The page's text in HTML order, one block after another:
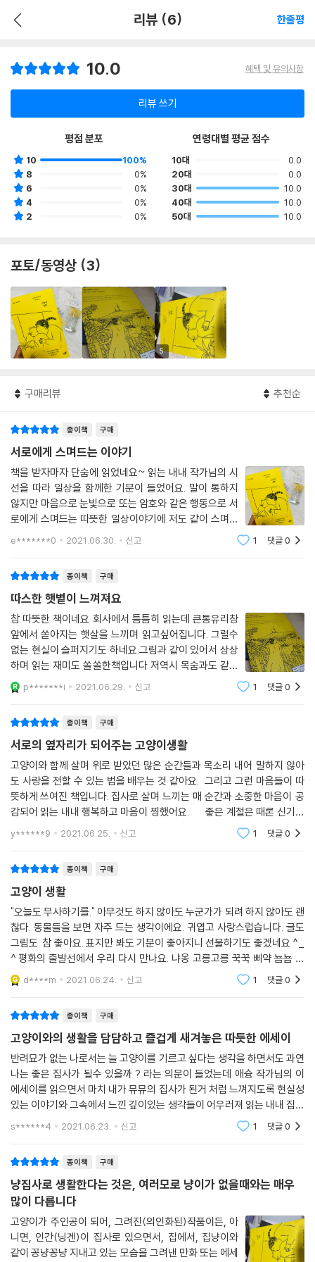
리뷰 (6) 한줄평
10.0 혜택 및 유의사항
리뷰 쓰기
평점 분포
10
100%
8
0%
6
0%
4
0%
2
0%
연령대별 평균 점수
10대
0.0
20대
0.0
30대
10.0
40대
10.0
50대
10.0
포토/동영상 (3)
5
구매리뷰 추천순
종이책 구매
서로에게 스며드는 이야기
책을 받자마자 단숨에 읽었네요~ 읽는 내내 작가님의 시
선을 따라 일상을 함께한 기분이 들었어요. 말이 통하지
않지만 마음으로 눈빛으로 또는 암호와 같은 행동으로 서
로에게 스며드는 따뜻한 일상이야기에 저도 같이 스며들
었네요~ "뮤뮤와 나는 서로서로 길러냈다.그렇게 서로에
e*******0 2021.06.30. 신고 1 댓글0
종이책 구매
따스한 햇볕이 느껴져요
참 따뜻한 책이네요 회사에서 틈틈히 읽는데 큰통유리창
앞에서 쏟아지는 햇살을 느끼며 읽고싶어집니다. 그럴수
없는 현실이 슬퍼지기도 하네요.그림과 같이 있어서 상상
하며 읽는 재미도 쏠쏠한책입니다 저역시 목숨과도 같이
제아이를 사랑하는데 그마음 표현 제대로 하고있는지도
다시한번 되새겨보게됩니다. 오늘부터라도 아이와 함께
p*******i 2021.06.29. 신고 1 댓글0
종이책 구매
서로의 옆자리가 되어주는 고양이생활
고양이와 함께 살며 위로 받았던 많은 순간들과 목소리 내어 말하지 않아
도 사랑을 전할 수 있는 법을 배우는 것 같아요. 그리고 그런 마음들이 따
뜻하게 쓰여진 책입니다. 집사로 살며 느끼는 매 순간과 소중한 마음이 공
감되어 읽는 내내 행복하고 마음이 찡했어요. 좋은 계절은 때론 신기하
게도 마음의 무게를 가볍게 해주기도 한다. 어떤 고민도 "뭐 이렇게
y******9 2021.06.25. 신고 1 댓글0
종이책 구매
고양이 생활
"오늘도 무사하기를." 아무것도 하지 않아도 누군가가 되려 하지 않아도 괜
찮다. 동물들을 보면 자주 드는 생각이에요. 귀엽고 사랑스럽습니다. 글도
그림도. 참 좋아요. 표지만 봐도 기분이 좋아지니 선물하기도 좋겠네요 ^_
^ 평화의 출발선에서 우리 다시 만나요. 냐옹 고릉고릉 꾹꾹 삐약 뇸뇸 야
아옹 찹찹 고양이는 야옹 빼고 강아지는 멍멍 빼고 모든 소리를 다 내는
듯 합니
d****m 2021.06.24. 신고 1 댓글0
종이책 구매
고양이와의 생활을 담담하고 즐겁게 새겨놓은 따듯한 에세이
반려묘가 없는 나로서는 늘 고양이를 기르고 싶다는 생각을 하면서도 과연
나는 좋은 집사가 될수 있을까 ? 라는 의문이 들었는데 애슝 작가님의 이
에세이를 읽으면서 마치 내가 뮤뮤의 집사가 된거 처럼 느껴지도록 현실성
있는 이야기와 그속에서 느낀 깊이있는 생각들이 어우러져 읽는 내내 집중
할수 있었다작가님이 혼자 생활하면서 고양이에게 의지하는 모습뮤뮤의
s******4 2021.06.23. 신고 1 댓글0
종이책 구매
냥집사로 생활한다는 것은, 여러모로 냥이가 없을때와는 매우
많이 다릅니다
고양이가 주인공이 되어, 그려진(의인화된)작품이든, 아
니면, 인간(닝겐)이 집사로 있으면서, 집에서, 집냥이와
같이 꽁냥꽁냥 지내고 있는 모습을 그려낸 만화 또는 에세